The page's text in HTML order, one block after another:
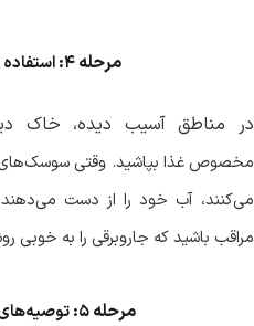
مرحله۴:
در مناطق آسیب دیده، خاک
مخصوص غذا بپاشید. وقتی سوسک‌های
می‌کنند، آب خود را از دست
مراقب باشید که جاروبرقی را به خوبی
مرحله۵: